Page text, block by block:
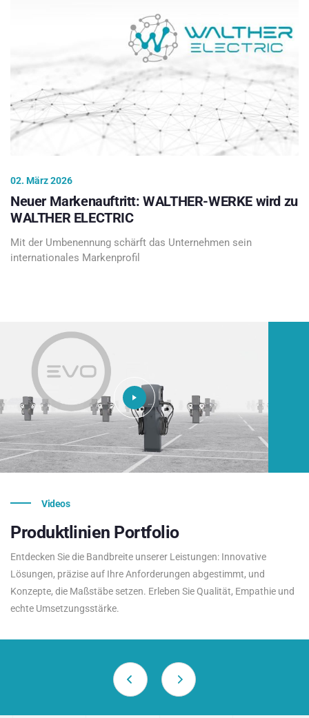
02. März 2026
Neuer Markenauftritt: WALTHER-WERKE wird zu
WALTHER ELECTRIC
Mit der Umbenennung schärft das Unternehmen sein
internationales Markenprofil
Videos
Produktlinien Portfolio
Entdecken Sie die Bandbreite unserer Leistungen: Innovative
Lösungen, präzise auf Ihre Anforderungen abgestimmt, und
Konzepte, die Maßstäbe setzen. Erleben Sie Qualität, Empathie und
echte Umsetzungsstärke.